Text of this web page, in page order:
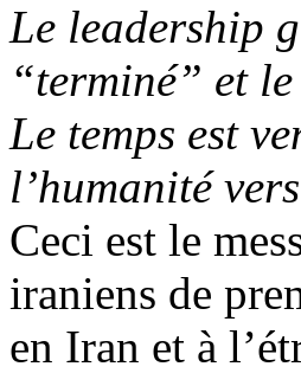
Le leadership
“terminé” et
Le temps est
l’humanité
Ceci est le
iraniens de
en Iran et à